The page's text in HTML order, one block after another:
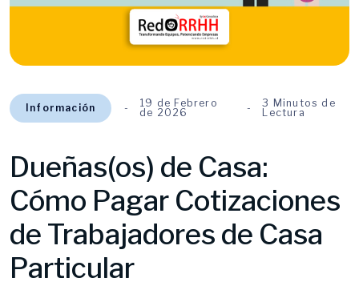
Información
19 de Febrero
de 2026
3 Minutos de
Lectura
Dueñas(os) de Casa:
Cómo Pagar Cotizaciones
de Trabajadores de Casa
Particular